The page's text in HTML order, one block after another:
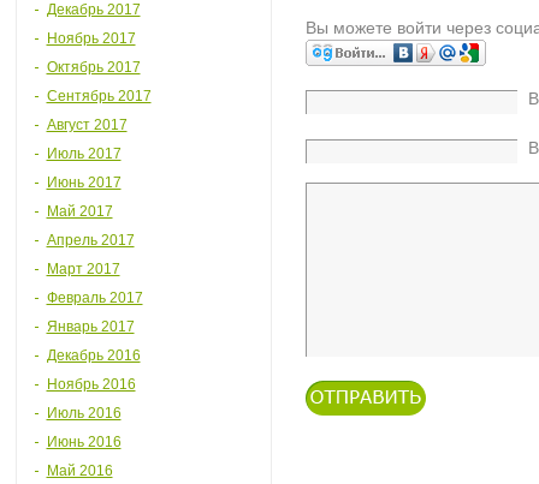
Декабрь 2017
Ноябрь 2017
Октябрь 2017
Сентябрь 2017
Август 2017
Июль 2017
Июнь 2017
Май 2017
Апрель 2017
Март 2017
Февраль 2017
Январь 2017
Декабрь 2016
Ноябрь 2016
Июль 2016
Июнь 2016
Май 2016
Вы можете войти через